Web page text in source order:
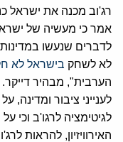
רג'וב מכנה את ישראל
אמר כי מעשיה של
לדברים שנעשו
לא לשחק בישראל לא
הערבית", מבהיר
לענייני ציבור
לגיטימציה לרגו'ב וכי
האירוויזיון, להראות